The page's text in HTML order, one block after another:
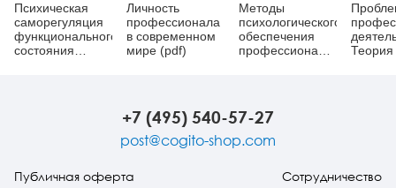
Психическая
саморегуляция
функционального
состояния
Личность
профессионала
в современном
мире (pdf)
Методы
психологического
обеспечения
профессиональной
ресурсов
человека
Теория
+7 (495) 540-57-27
post@cogito-shop.com
Публичная оферта Сотрудничество